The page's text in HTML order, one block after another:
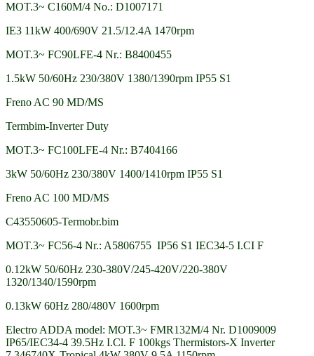
MOT.3~ C160M/4 No.: D1007171
IE3 11kW 400/690V 21.5/12.4A 1470rpm
MOT.3~ FC90LFE-4 Nr.: B8400455
1.5kW 50/60Hz 230/380V 1380/1390rpm IP55 S1
Freno AC 90 MD/MS
Termbim-Inverter Duty
MOT.3~ FC100LFE-4 Nr.: B7404166
3kW 50/60Hz 230/380V 1400/1410rpm IP55 S1
Freno AC 100 MD/MS
C43550605-Termobr.bim
MOT.3~ FC56-4 Nr.: A5806755 IP56 S1 IEC34-5 I.CI F
0.12kW 50/60Hz 230-380V/245-420V/220-380V
1320/1340/1590rpm
0.13kW 60Hz 280/480V 1600rpm
Electro ADDA model: MOT.3~ FMR132M/4 Nr. D1009009
IP65/IEC34-4 39.5Hz I.Cl. F 100kgs Thermistors-X Inverter